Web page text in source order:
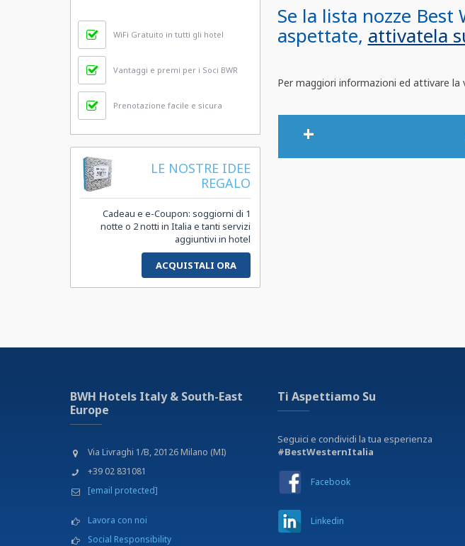
Se la lista nozze
aspettate, attivatela
Per maggiori informazioni ed attivare
Per prenotare i soggiorni
WiFi Gratuito in tutti gli hotel
Vantaggi e premi per i Soci BWR
Prenotazione facile e sicura
LE NOSTRE IDEE
REGALO
Cadeau e e-Coupon: soggiorni di 1
notte o 2 notti in Italia e tanti servizi
aggiuntivi in hotel
ACQUISTALI ORA
BWH Hotels Italy & South-East
Europe
Via Livraghi 1/B, 20126 Milano (MI)
+39 02 831081
[email protected]
Lavora con noi
Social Responsibility
Ti Aspettiamo Su
Seguici e condividi la tua esperienza
#BestWesternItalia
Facebook
Linkedin